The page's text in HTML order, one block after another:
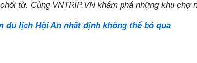
từ. Cùng VNTRIP.VN khám phá những khu chợ
du lịch Hội An nhất định không thể bỏ qua